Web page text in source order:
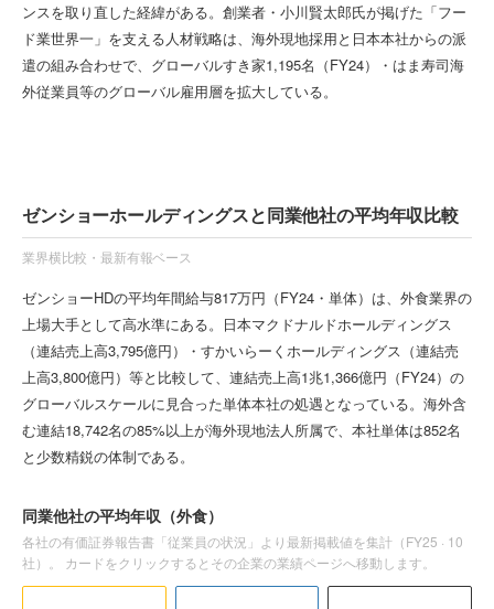
ンスを取り直した経緯がある。創業者・小川賢太郎氏が掲げた「フー
ド業世界一」を支える人材戦略は、海外現地採用と日本本社からの派
遣の組み合わせで、グローバルすき家1,195名（FY24）・はま寿司海
外従業員等のグローバル雇用層を拡大している。
ゼンショーホールディングスと同業他社の平均年収比較
業界横比較・最新有報ベース
ゼンショーHDの平均年間給与817万円（FY24・単体）は、外食業界の
上場大手として高水準にある。日本マクドナルドホールディングス
（連結売上高3,795億円）・すかいらーくホールディングス（連結売
上高3,800億円）等と比較して、連結売上高1兆1,366億円（FY24）の
グローバルスケールに見合った単体本社の処遇となっている。海外含
む連結18,742名の85%以上が海外現地法人所属で、本社単体は852名
と少数精鋭の体制である。
同業他社の平均年収 （外食）
各社の有価証券報告書「従業員の状況」より最新掲載値を集計（FY25 · 10
社）。 カードをクリックするとその企業の業績ページへ移動します。